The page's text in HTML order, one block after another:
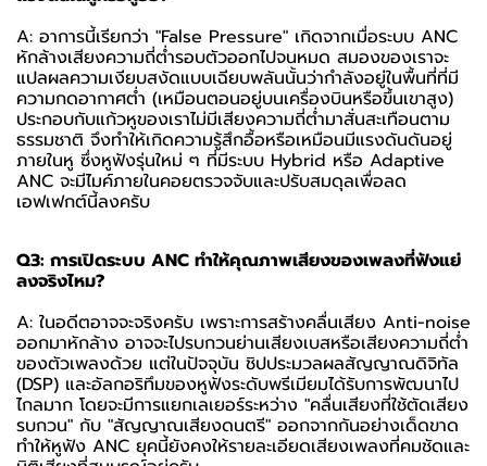
A: อาการนี้เรียกว่า "False Pressure" เกิดจากเมื่อระบบ ANC
หักล้างเสียงความถี่ต่ำรอบตัวออกไปจนหมด สมองของเราจะ
แปลผลความเงียบสงัดแบบเฉียบพลันนั้นว่ากำลังอยู่ในพื้นที่ที่มี
ความกดอากาศต่ำ (เหมือนตอนอยู่บนเครื่องบินหรือขึ้นเขาสูง)
ประกอบกับแก้วหูของเราไม่มีเสียงความถี่ต่ำมาสั่นสะเทือนตาม
ธรรมชาติ จึงทำให้เกิดความรู้สึกอื้อหรือเหมือนมีแรงดันดันอยู่
ภายในหู ซึ่งหูฟังรุ่นใหม่ ๆ ที่มีระบบ Hybrid หรือ Adaptive
ANC จะมีไมค์ภายในคอยตรวจจับและปรับสมดุลเพื่อลด
เอฟเฟกต์นี้ลงครับ
Q3: การเปิดระบบ ANC ทำให้คุณภาพเสียงของเพลงที่ฟังแย่
ลงจริงไหม?
A: ในอดีตอาจจะจริงครับ เพราะการสร้างคลื่นเสียง Anti-noise
ออกมาหักล้าง อาจจะไปรบกวนย่านเสียงเบสหรือเสียงความถี่ต่ำ
ของตัวเพลงด้วย แต่ในปัจจุบัน ชิปประมวลผลสัญญาณดิจิทัล
(DSP) และอัลกอริทึมของหูฟังระดับพรีเมียมได้รับการพัฒนาไป
ไกลมาก โดยจะมีการแยกเลเยอร์ระหว่าง "คลื่นเสียงที่ใช้ตัดเสียง
รบกวน" กับ "สัญญาณเสียงดนตรี" ออกจากกันอย่างเด็ดขาด
ทำให้หูฟัง ANC ยุคนี้ยังคงให้รายละเอียดเสียงเพลงที่คมชัดและ